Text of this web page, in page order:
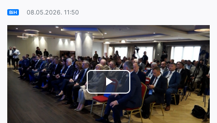
BiH 08.05.2026. 11:50
Play
Video